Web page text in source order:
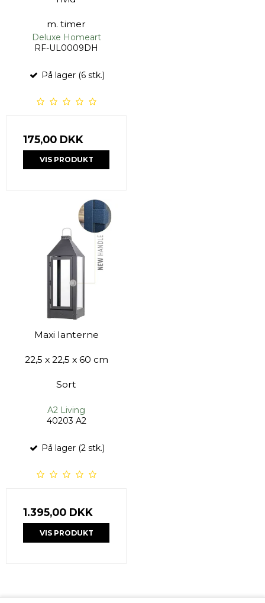
m. timer
Deluxe Homeart
RF-UL0009DH
På lager (6 stk.)
175,00 DKK
VIS PRODUKT
Maxi lanterne
22,5 x 22,5 x 60 cm
Sort
A2 Living
40203 A2
På lager (2 stk.)
1.395,00 DKK
VIS PRODUKT